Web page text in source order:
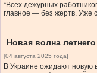
“Всех дежурных
главное — без жертв. Уже
Новая волна
[04 августа 2025 года]
В Украине ожидают новую